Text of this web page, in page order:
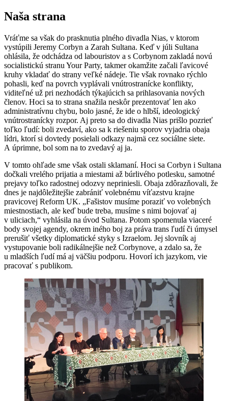
Naša strana
Vráťme sa však do prasknutia plného divadla Nias, v ktorom
vystúpili Jeremy Corbyn a Zarah Sultana. Keď v júli Sultana
ohlásila, že odchádza od labouristov a s Corbynom zakladá novú
socialistickú stranu Your Party, takmer okamžite začali ľavicové
kruhy vkladať do strany veľké nádeje. Tie však rovnako rýchlo
pohasli, keď na povrch vyplávali vnútrostranícke konflikty,
viditeľné už pri nezhodách týkajúcich sa prihlasovania nových
členov. Hoci sa to strana snažila neskôr prezentovať len ako
administratívnu chybu, bolo jasné, že ide o hlbší, ideologický
vnútrostranícky rozpor. Aj preto sa do divadla Nias prišlo pozrieť
toľko ľudí: boli zvedaví, ako sa k riešeniu sporov vyjadria obaja
lídri, ktorí si dovtedy posielali odkazy najmä cez sociálne siete.
A úprimne, bol som na to zvedavý aj ja.
V tomto ohľade sme však ostali sklamaní. Hoci sa Corbyn i Sultana
dočkali vrelého prijatia a miestami až búrlivého potlesku, samotné
prejavy toľko radostnej odozvy nepriniesli. Obaja zdôrazňovali, že
dnes je najdôležitejšie zabrániť volebnému víťazstvu krajne
pravicovej Reform UK. „Fašistov musíme poraziť vo volebných
miestnostiach, ale keď bude treba, musíme s nimi bojovať aj
v uliciach,“ vyhlásila na úvod Sultana. Potom spomenula viaceré
body svojej agendy, okrem iného boj za práva trans ľudí či úmysel
prerušiť všetky diplomatické styky s Izraelom. Jej slovník aj
vystupovanie boli radikálnejšie než Corbynove, a zdalo sa, že
u mladších ľudí má aj väčšiu podporu. Hovorí ich jazykom, vie
pracovať s publikom.